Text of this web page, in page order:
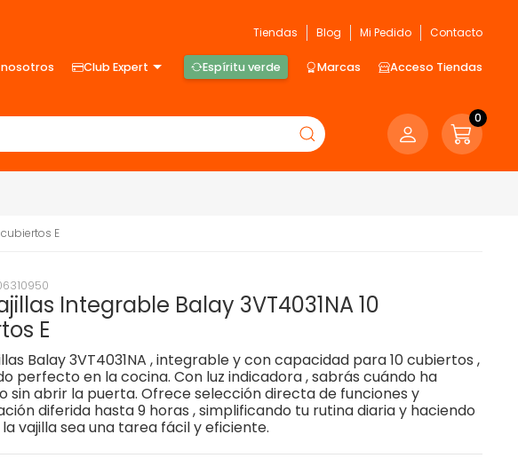
Tiendas
Blog Mi Pedido Contacto
Club Expert Espíritu verde Marcas Acceso Tiendas
0
E
Integrable Balay 3VT4031NA 10
E
Balay 3VT4031NA , integrable y con capacidad para 10 cubiertos ,
perfecto en la cocina. Con luz indicadora , sabrás cuándo ha
sin abrir la puerta. Ofrece selección directa de funciones y
diferida hasta 9 horas , simplificando tu rutina diaria y haciendo
vajilla sea una tarea fácil y eficiente.